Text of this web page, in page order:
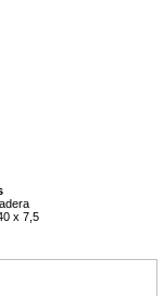
x 7,5